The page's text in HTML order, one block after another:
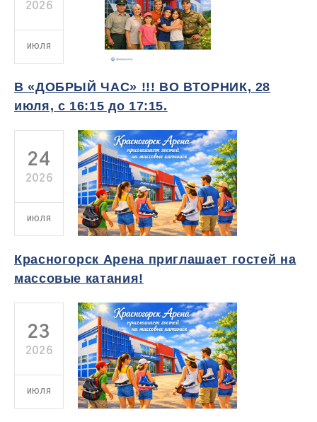
2026
ИЮЛЯ
В «ДОБРЫЙ ЧАС» !!! ВО ВТОРНИК, 28
июля, с 16:15 до 17:15.
24
2026
ИЮЛЯ
Красногорск Арена приглашает гостей на
массовые катания!
23
2026
ИЮЛЯ